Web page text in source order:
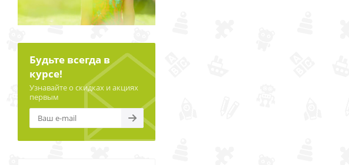
Будьте всегда в
курсе!
Узнавайте о скидках и акциях
первым